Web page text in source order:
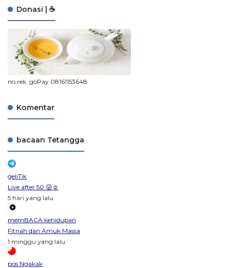
Donasi | ☕
no.rek. goPay 08161153648
Komentar
bacaan Tetangga
geliTik
Live after 50 😜☺️
5 hari yang lalu
memBACA kehidupan
Fitnah dan Amuk Massa
1 minggu yang lalu
pos Ngakak